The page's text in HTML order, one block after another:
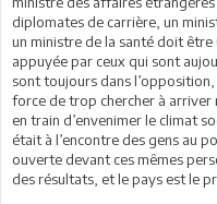
diplomates de carrière, un
un ministre de la santé doit
appuyée par ceux qui sont
sont toujours dans
force de trop chercher à
en train d’envenimer le climat
était à l’encontre des gens au
ouverte devant ces mêmes
des résultats, et le pays est le